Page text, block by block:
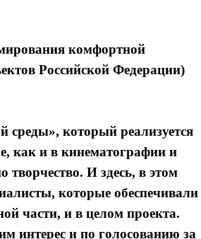
комфортной
Российской Федерации)
который реализуется
как и в кинематографии и
творчество. И здесь, в этом
которые обеспечивали
части, и в целом проекта.
интерес и по голосованию за